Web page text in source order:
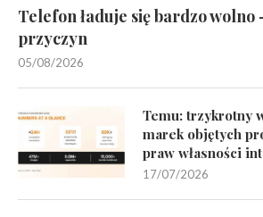
Telefon ładuje się bardzo wolno
przyczyn
05/08/2026
Temu: trzykrotny
marek objętych
praw własności
17/07/2026